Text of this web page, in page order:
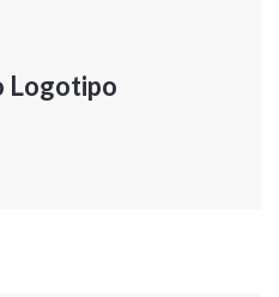
Logotipo